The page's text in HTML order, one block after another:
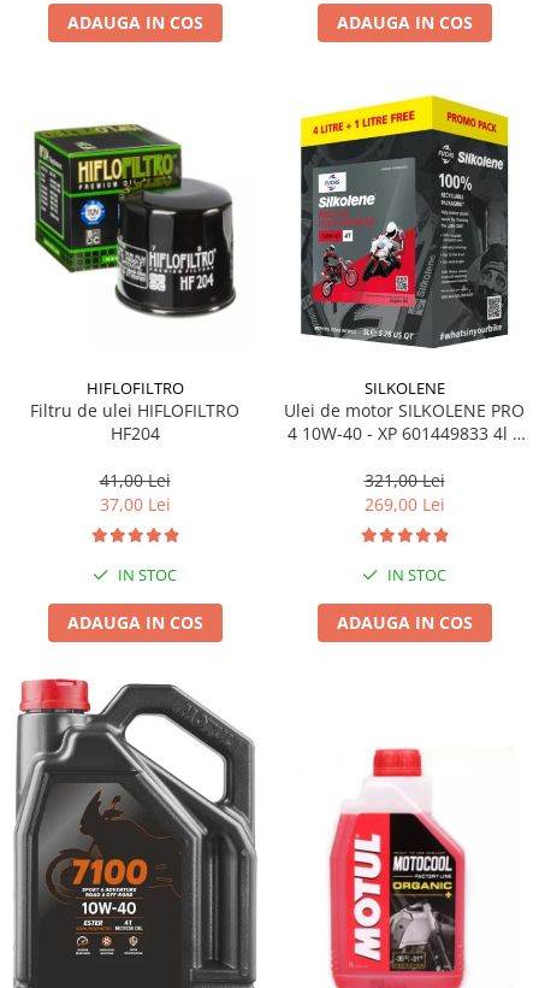
ADAUGA IN COS ADAUGA IN COS
HIFLOFILTRO
Filtru de ulei HIFLOFILTRO
HF204
41,00 Lei
37,00 Lei
IN STOC
ADAUGA IN COS
SILKOLENE
Ulei de motor SILKOLENE PRO
4 10W-40 - XP 601449833 4l +
321,00 Lei
269,00 Lei
IN STOC
ADAUGA IN COS